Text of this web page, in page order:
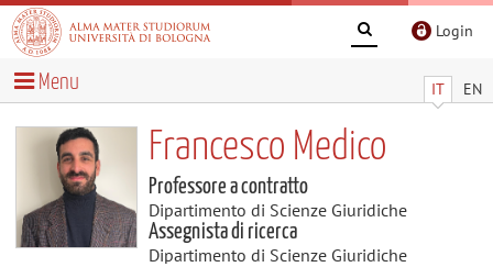
Login
IT EN
Menu
Francesco Medico
Professore a contratto
Dipartimento di Scienze Giuridiche
Assegnista di ricerca
Dipartimento di Scienze Giuridiche